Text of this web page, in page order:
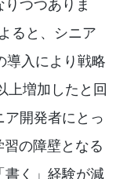
つつありま
ると、シニア
導入により戦略
上増加したと回
開発者にとっ
の障壁となる
書く」経験が減